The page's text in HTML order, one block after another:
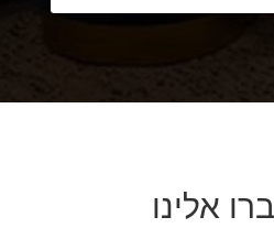
אלינו